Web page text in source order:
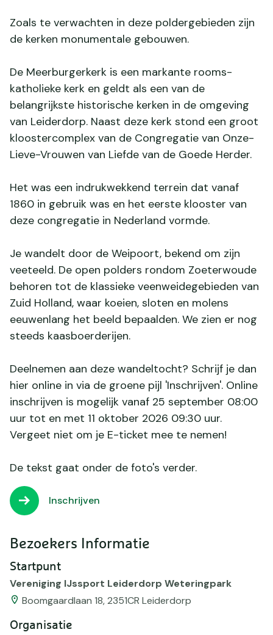
Zoals te verwachten in deze poldergebieden zijn
de kerken monumentale gebouwen.
De Meerburgerkerk is een markante rooms-
katholieke kerk en geldt als een van de
belangrijkste historische kerken in de omgeving
van Leiderdorp. Naast deze kerk stond een groot
kloostercomplex van de Congregatie van Onze-
Lieve-Vrouwen van Liefde van de Goede Herder.
Het was een indrukwekkend terrein dat vanaf
1860 in gebruik was en het eerste klooster van
deze congregatie in Nederland vormde.
Je wandelt door de Weipoort, bekend om zijn
veeteeld. De open polders rondom Zoeterwoude
behoren tot de klassieke veenweidegebieden van
Zuid Holland, waar koeien, sloten en molens
eeuwenlang het beeld bepaalden. We zien er nog
steeds kaasboerderijen.
Deelnemen aan deze wandeltocht? Schrijf je dan
hier online in via de groene pijl 'Inschrijven'. Online
inschrijven is mogelijk vanaf 25 september 08:00
uur tot en met 11 oktober 2026 09:30 uur.
Vergeet niet om je E-ticket mee te nemen!
De tekst gaat onder de foto's verder.
Inschrijven
Bezoekers Informatie
Startpunt
Vereniging IJssport Leiderdorp Weteringpark
Boomgaardlaan 18, 2351CR Leiderdorp
Organisatie